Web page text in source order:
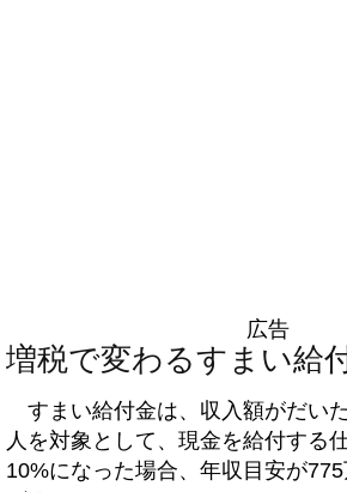
広告
増税で変わるすまい給
すまい給付金は、収入額がだい
人を対象として、現金を給付する
10%になった場合、年収目安が